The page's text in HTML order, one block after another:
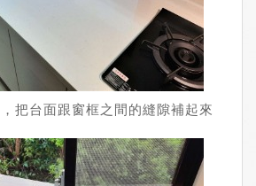
把台面跟窗框之間的縫隙補起來